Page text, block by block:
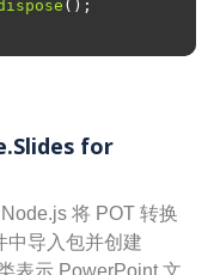
for
将 POT 转换
中导入包并创建
表示 PowerPoint 文